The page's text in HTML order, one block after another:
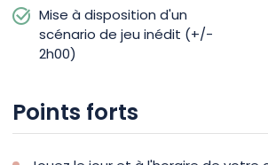
nécessite qu’un smartphone pour
Alors, êtes-vous prêts à explorer les
Mise à disposition d'un
scénario de jeu inédit (+/-
2h00)
Points forts